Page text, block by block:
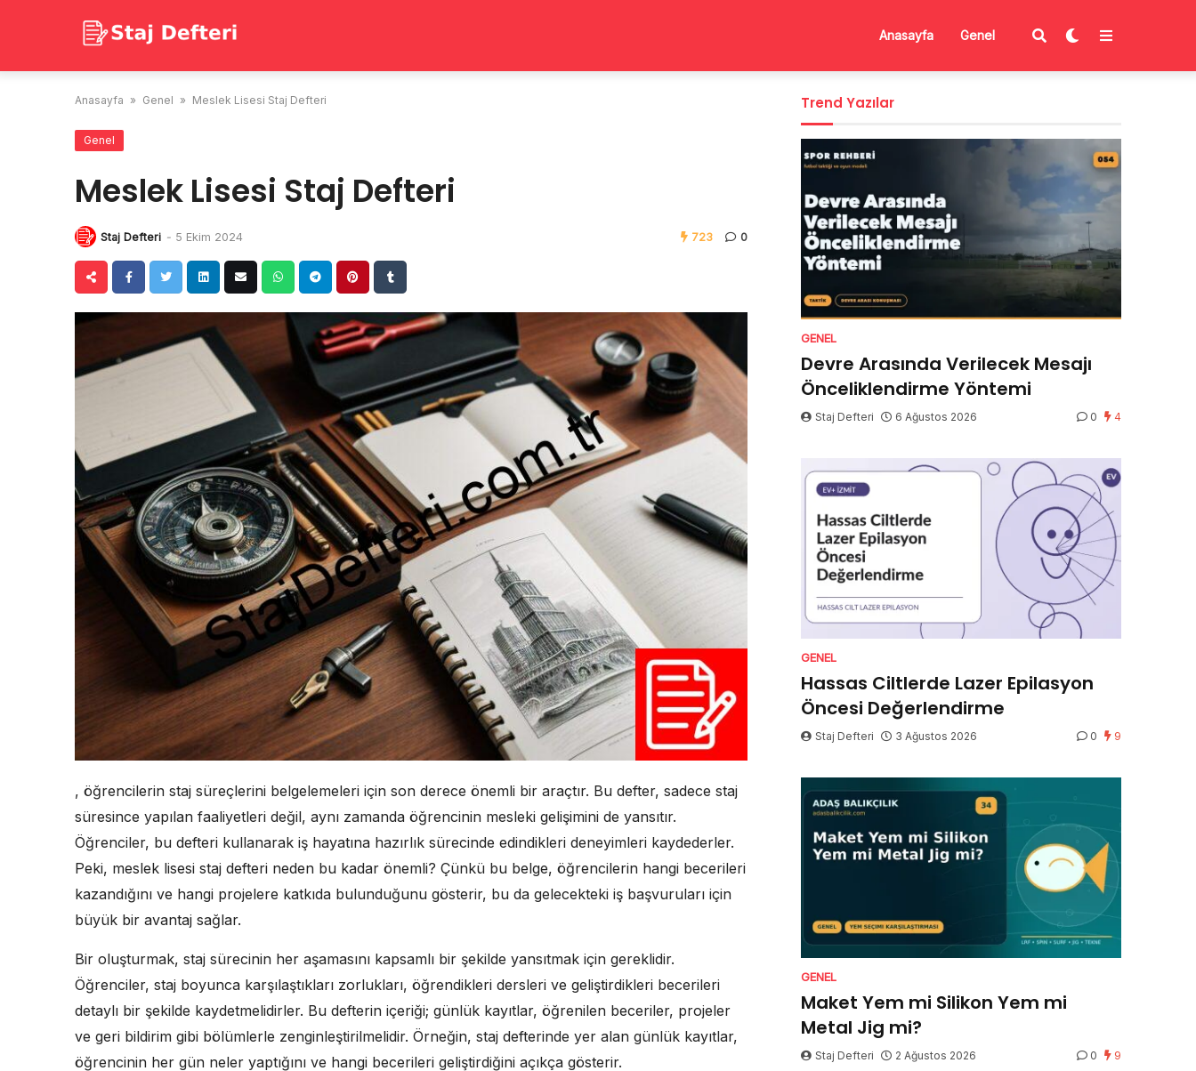
Anasayfa Genel
Anasayfa » Genel » Meslek Lisesi Staj Defteri
Genel
Meslek Lisesi Staj Defteri
Staj Defteri - 5 Ekim 2024 723 0
, öğrencilerin staj süreçlerini belgelemeleri için son derece önemli bir araçtır. Bu defter, sadece staj
süresince yapılan faaliyetleri değil, aynı zamanda öğrencinin mesleki gelişimini de yansıtır.
Öğrenciler, bu defteri kullanarak iş hayatına hazırlık sürecinde edindikleri deneyimleri kaydederler.
Peki, meslek lisesi staj defteri neden bu kadar önemli? Çünkü bu belge, öğrencilerin hangi becerileri
kazandığını ve hangi projelere katkıda bulunduğunu gösterir, bu da gelecekteki iş başvuruları için
büyük bir avantaj sağlar.
Bir oluşturmak, staj sürecinin her aşamasını kapsamlı bir şekilde yansıtmak için gereklidir.
Öğrenciler, staj boyunca karşılaştıkları zorlukları, öğrendikleri dersleri ve geliştirdikleri becerileri
detaylı bir şekilde kaydetmelidirler. Bu defterin içeriği; günlük kayıtlar, öğrenilen beceriler, projeler
ve geri bildirim gibi bölümlerle zenginleştirilmelidir. Örneğin, staj defterinde yer alan günlük kayıtlar,
öğrencinin her gün neler yaptığını ve hangi becerileri geliştirdiğini açıkça gösterir.
Trend Yazılar
GENEL
Devre Arasında Verilecek Mesajı
Önceliklendirme Yöntemi
Staj Defteri 6 Ağustos 2026 0 4
GENEL
Hassas Ciltlerde Lazer Epilasyon
Öncesi Değerlendirme
Staj Defteri 3 Ağustos 2026 0 9
GENEL
Maket Yem mi Silikon Yem mi
Metal Jig mi?
Staj Defteri 2 Ağustos 2026 0 9